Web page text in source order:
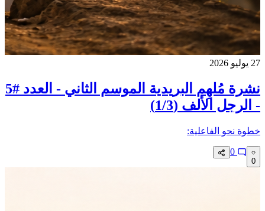
27 يوليو 2026
نشرة مُلهِم البريدية الموسم الثاني - العدد #5
- الرجل الألف (1/3)
خطوة نحو الفاعلية:‏
0